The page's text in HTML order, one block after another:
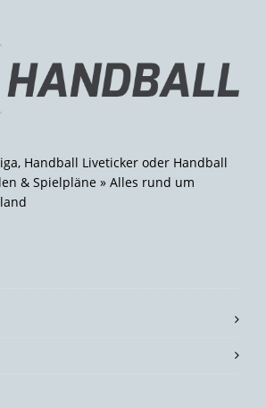
Handball Liveticker oder Handball
& Spielpläne » Alles rund um